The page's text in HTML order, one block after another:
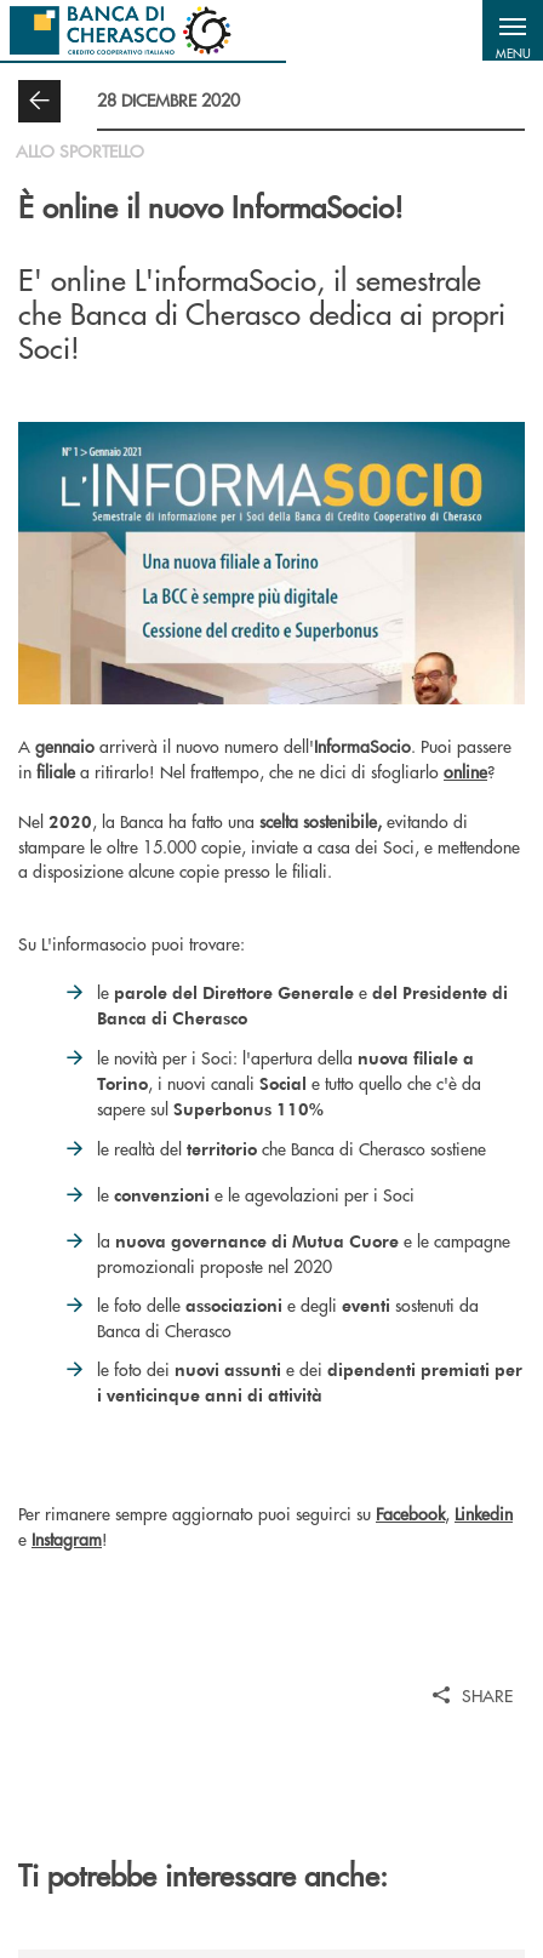
Salta al contenuto principale
MENU
28 DICEMBRE 2020
ALLO SPORTELLO
È online il nuovo InformaSocio!
E' online L'informaSocio, il semestrale
che Banca di Cherasco dedica ai propri
Soci!
A gennaio arriverà il nuovo numero dell'InformaSocio. Puoi passere
in filialea ritirarlo! Nel frattempo, che ne dici di sfogliarlo online?
Nel 2020, la Banca ha fatto una scelta sostenibile, evitando di
stampare le oltre 15.000 copie, inviate a casa dei Soci, e mettendone
a disposizione alcune copie presso le filiali.
Su L'informasocio puoi trovare:
le parole del Direttore Generale e del Presidente di
Banca di Cherasco
le novità per i Soci: l'apertura della nuova filiale a
Torino, i nuovi canali Social e tutto quello che c'è da
sapere sul Superbonus 110%
le realtà del territorio che Banca di Cherasco sostiene
le convenzioni e le agevolazioni per i Soci
la nuova governance di Mutua Cuore e le campagne
promozionali proposte nel 2020
le foto delle associazioni e degli eventi sostenuti da
Banca di Cherasco
le foto dei nuovi assunti e dei dipendenti premiati per
i venticinque anni di attività
Per rimanere sempre aggiornato puoi seguirci su Facebook, Linkedin
e Instagram!
SHARE
Ti potrebbe interessare anche: